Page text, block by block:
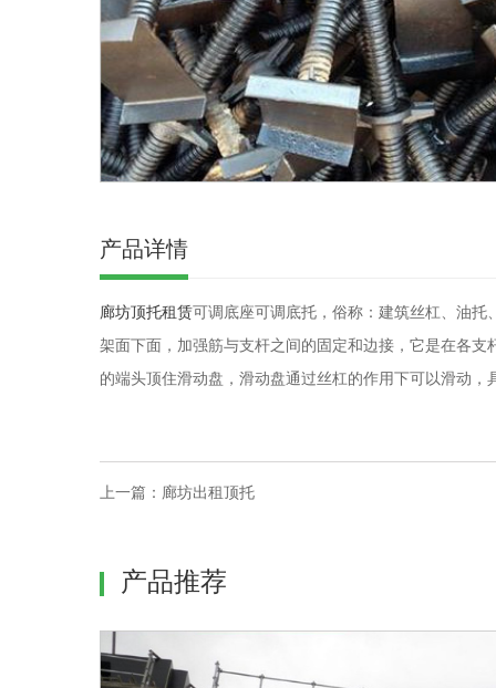
产品详情
廊坊顶托租赁可调底座可调底托，俗称：建筑丝杠、油
架面下面，加强筋与支杆之间的固定和边接，它是在各
的端头顶住滑动盘，滑动盘通过丝杠的作用下可以滑动
上一篇： 廊坊出租顶托
产品推荐